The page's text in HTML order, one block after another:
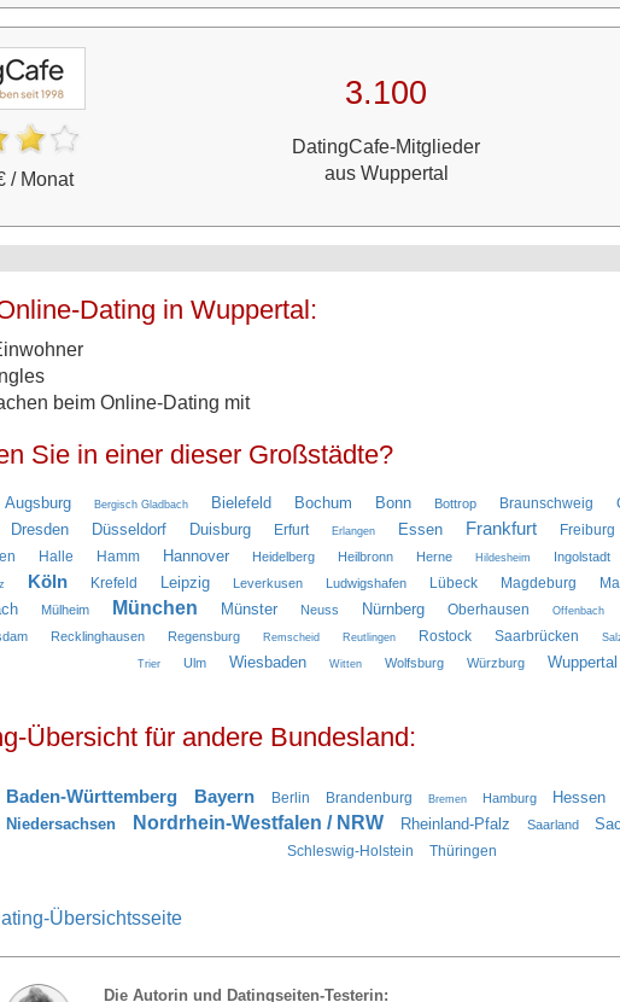
/ Monat
3.100
DatingCafe-Mitglieder
aus Wuppertal
Dating in Wuppertal:
beim Online-Dating mit
Sie in einer dieser Großstädte?
Augsburg Bergisch Gladbach Bielefeld Bochum Bonn Bottrop Braunschweig
Dresden Düsseldorf Duisburg Erfurt Erlangen Essen Frankfurt Freiburg
Halle Hamm Hannover Heidelberg Heilbronn Herne Hildesheim Ingolstadt
Köln Krefeld Leipzig Leverkusen Ludwigshafen Lübeck Magdeburg
Mülheim München Münster Neuss Nürnberg Oberhausen Offenbach
Recklinghausen Regensburg Remscheid Reutlingen Rostock Saarbrücken
Trier Ulm Wiesbaden Witten Wolfsburg Würzburg Wuppertal
Übersicht für andere Bundesland:
Baden-Württemberg Bayern Berlin Brandenburg Bremen Hamburg Hessen
Niedersachsen Nordrhein-Westfalen / NRW Rheinland-Pfalz Saarland
Schleswig-Holstein
Thüringen
Übersichtsseite
Die Autorin und Datingseiten-Testerin: